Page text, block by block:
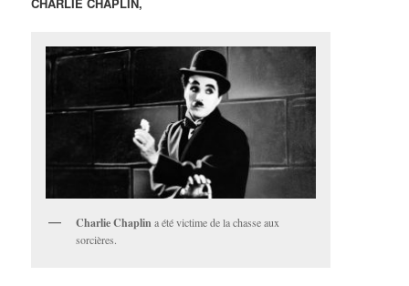
Charlie Chaplin a été victime de la chasse aux
sorcières.